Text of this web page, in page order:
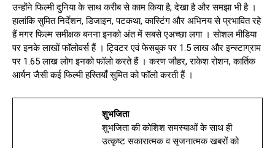
उन्होंने फिल्मी दुनिया के साथ करीब से काम किया है, देखा है और समझा भी है ।
हालांकि सुमित निर्देशन, डिजाइन, पटकथा, कास्टिंग और अभिनय से प्रभावित रहे
हैं मगर फिल्म समीक्षक बनना इनको अंत में सबसे एअच्छा लगा । सोशल मीडिया
पर इनके लाखों फॉलोवर्स हैं । ट्विटर एवं फेसबुक पर 1.5 लाख और इन्स्टाग्राम
पर 1.65 लाख लोग इनको फॉलो करते हैं । करण जौहर, राकेश रोशन, कार्तिक
आर्यन जैसी कई फिल्मी हस्तियाँ सुमित को फॉलो करती हैं ।
शुभजिता
शुभजिता की कोशिश समस्याओं के साथ ही
उत्कृष्ट सकारात्मक व सृजनात्मक खबरों को